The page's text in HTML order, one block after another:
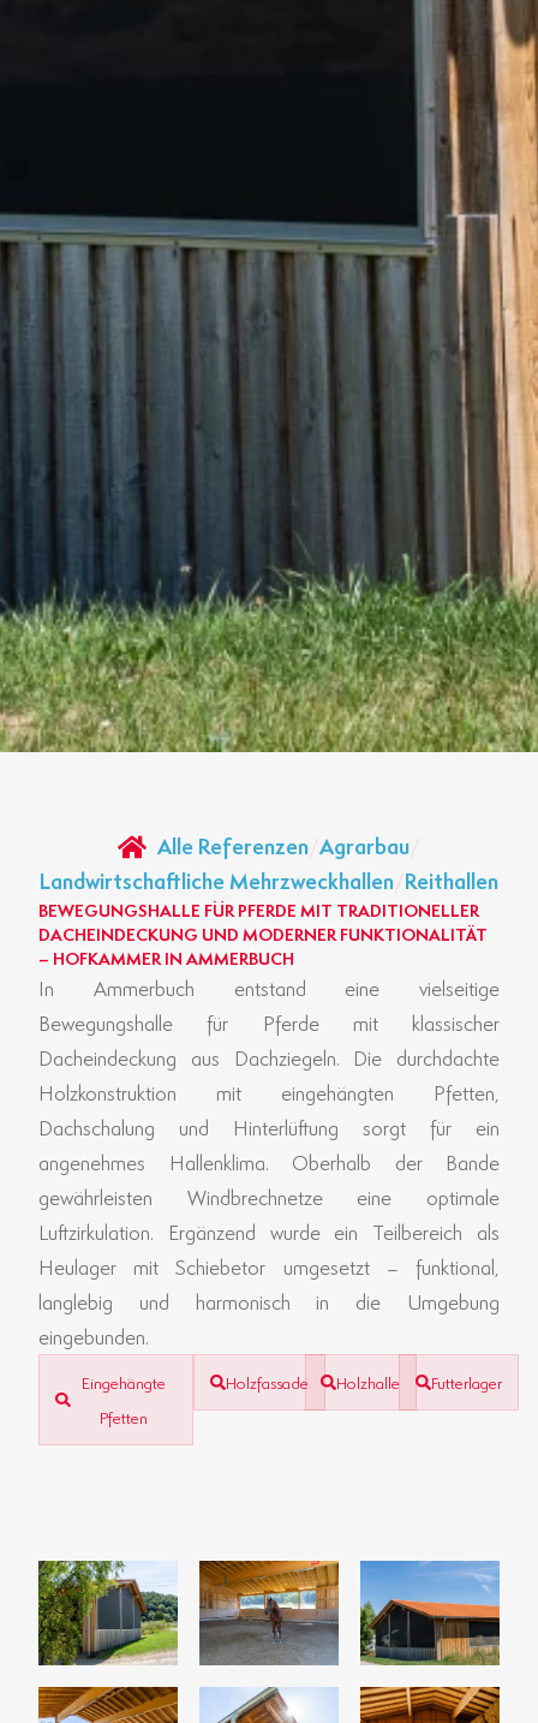
Alle Referenzen/Agrarbau/
Landwirtschaftliche Mehrzweckhallen/Reithallen
BEWEGUNGSHALLE FÜR PFERDE MIT TRADITIONELLER
DACHEINDECKUNG UND MODERNER FUNKTIONALITÄT
– HOFKAMMER IN AMMERBUCH
In Ammerbuch entstand eine vielseitige
Bewegungshalle für Pferde mit klassischer
Dacheindeckung aus Dachziegeln. Die durchdachte
Holzkonstruktion mit eingehängten Pfetten,
Dachschalung und Hinterlüftung sorgt für ein
angenehmes Hallenklima. Oberhalb der Bande
gewährleisten Windbrechnetze eine optimale
Luftzirkulation. Ergänzend wurde ein Teilbereich als
Heulager mit Schiebetor umgesetzt – funktional,
langlebig und harmonisch in die Umgebung
eingebunden.
Eingehängte
Pfetten
Holzfassade Holzhalle Futterlager